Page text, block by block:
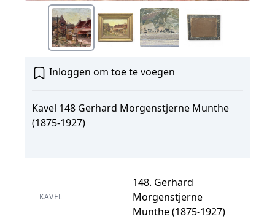
Inloggen om toe te voegen
Kavel 148 Gerhard Morgenstjerne Munthe
(1875-1927)
KAVEL
148. Gerhard
Morgenstjerne
Munthe (1875-1927)